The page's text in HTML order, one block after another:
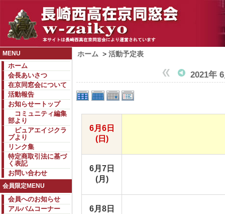
MENU
ホーム
会長あいさつ
在京同窓会について
活動報告
お知らせートップ
コミュニティ編集
部より
ピュアエイジクラ
ブより
リンク集
特定商取引法に基づ
く表記
お問い合わせ
会員限定MENU
会員へのお知らせ
アルバムコーナー
ホーム > 活動予定表
2021年
6月6日
(日)
6月7日
(月)
6月8日